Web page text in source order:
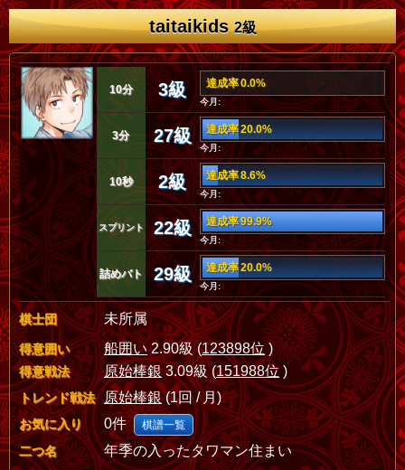
taitaikids2級
10分 3級 達成率 0.0%
今月:
3分 27級 達成率 20.0%
今月:
10秒 2級 達成率 8.6%
今月:
スプリント 22級 達成率 99.9%
今月:
詰めバト 29級 達成率 20.0%
今月:
棋士団 未所属
得意囲い 船囲い2.90級 (123898位)
得意戦法 原始棒銀3.09級 (151988位 )
トレンド戦法 原始棒銀(1回 / 月)
お気に入り 0件 棋譜一覧
二つ名 年季の入ったタワマン住まい